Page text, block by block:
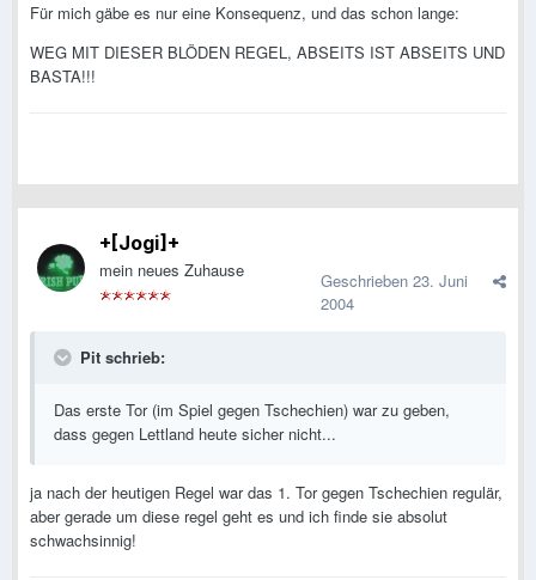
Für mich gäbe es nur eine Konsequenz, und das schon lange:
WEG MIT DIESER BLÖDEN REGEL, ABSEITS IST ABSEITS UND
BASTA!!!
+[Jogi]+
mein neues Zuhause Geschrieben 23. Juni
2004
Pit schrieb:
Das erste Tor (im Spiel gegen Tschechien) war zu geben,
dass gegen Lettland heute sicher nicht...
ja nach der heutigen Regel war das 1. Tor gegen Tschechien regulär,
aber gerade um diese regel geht es und ich finde sie absolut
schwachsinnig!